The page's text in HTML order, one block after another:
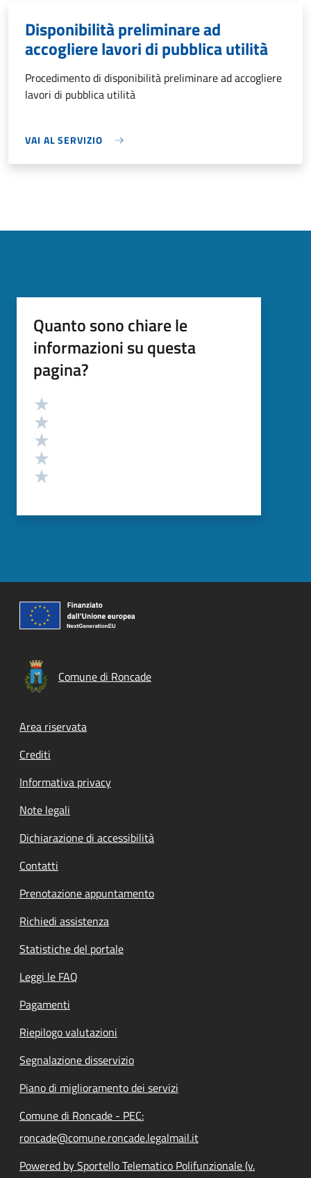
Disponibilità preliminare ad
accogliere lavori di pubblica utilità
Procedimento di disponibilità preliminare ad accogliere
lavori di pubblica utilità
VAI AL SERVIZIO
Quanto sono chiare le
informazioni su questa
pagina?
Valutazione
Comune di Roncade
Footer menu
Area riservata
Crediti
Informativa privacy
Note legali
Dichiarazione di accessibilità
Contatti
Prenotazione appuntamento
Richiedi assistenza
Statistiche del portale
Leggi le FAQ
Pagamenti
Riepilogo valutazioni
Segnalazione disservizio
Piano di miglioramento dei servizi
Comune di Roncade - PEC:
roncade@comune.roncade.legalmail.it
Powered by Sportello Telematico Polifunzionale (v.